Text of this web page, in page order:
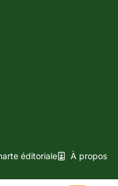
éditoriale
À propos